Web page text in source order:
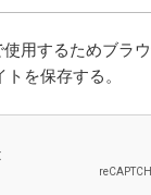
用するためブラ
を保存する。